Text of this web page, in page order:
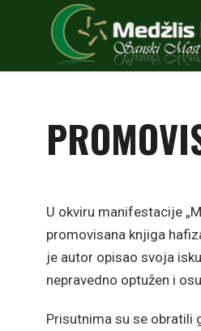
U okviru manifestacije
promovisana knjiga
je autor opisao svoja
nepravedno optužen i
Prisutnima su se obratili